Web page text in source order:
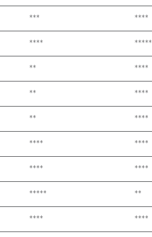
*** ****
**** *****
** ****
** ****
** ****
**** ****
**** ****
***** **
**** ****